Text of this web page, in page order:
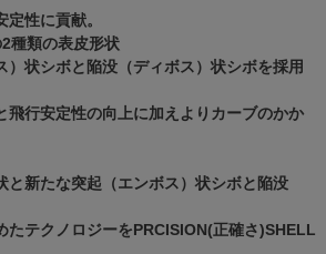
性に貢献。
種類の表皮形状
）状シボと陥没（ディボス）状シボを採用
飛行安定性の向上に加えよりカーブのかか
と新たな突起（エンボス）状シボと陥没
たテクノロジーをPRCISION(正確さ)SHELL